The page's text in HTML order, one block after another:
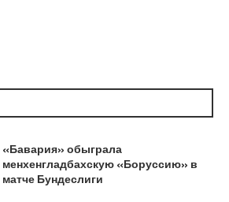
«Бавария» обыграла
менхенгладбахскую «Боруссию» в
матче Бундеслиги